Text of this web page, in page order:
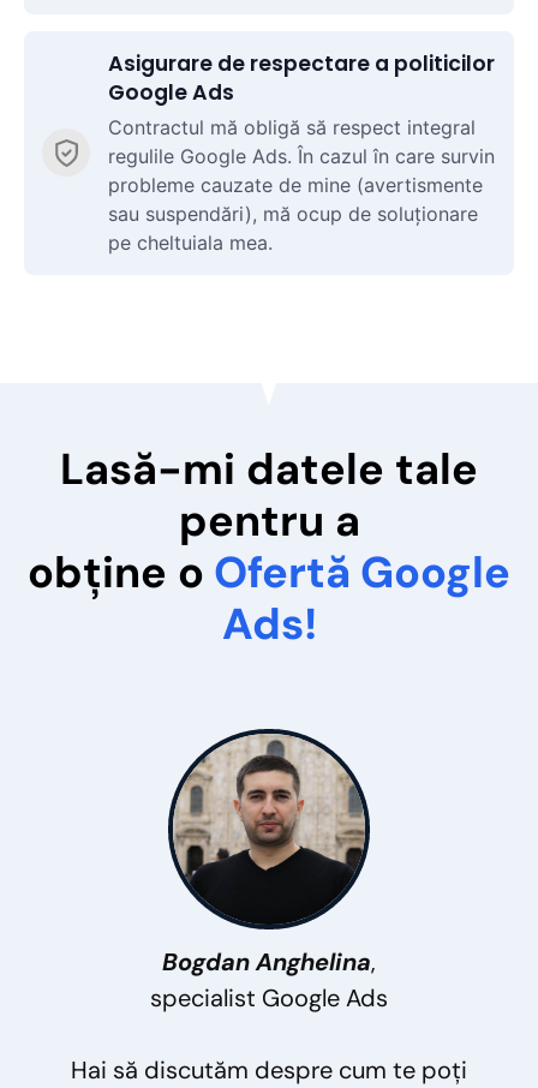
Asigurare de respectare a politicilor
Google Ads
Contractul mă obligă să respect integral
regulile Google Ads. În cazul în care survin
probleme cauzate de mine (avertismente
sau suspendări), mă ocup de soluționare
pe cheltuiala mea.
Lasă-mi datele tale
pentru a
obține o Ofertă Google
Ads!
Bogdan Anghelina,
specialist Google Ads
Hai să discutăm despre cum te poți